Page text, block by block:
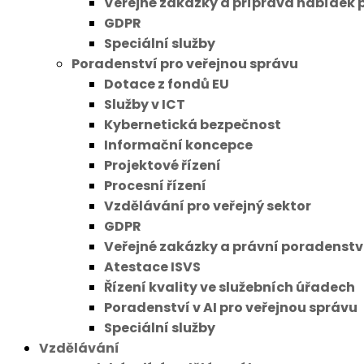
GDPR
Speciální služby
Poradenství pro veřejnou správu
Dotace z fondů EU
Služby v ICT
Kybernetická bezpečnost
Informační koncepce
Projektové řízení
Procesní řízení
Vzdělávání pro veřejný sektor
GDPR
Veřejné zakázky a právní
Atestace ISVS
Řízení kvality ve služebních úřadech
Poradenství v AI pro veřejnou správu
Speciální služby
Vzdělávání